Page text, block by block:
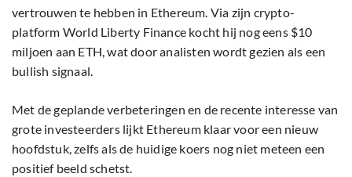
vertrouwen te hebben in Ethereum. Via zijn crypto-
platform World Liberty Finance kocht hij nog eens $10
miljoen aan ETH, wat door analisten wordt gezien als een
bullish signaal.
Met de geplande verbeteringen en de recente interesse van
grote investeerders lijkt Ethereum klaar voor een nieuw
hoofdstuk, zelfs als de huidige koers nog niet meteen een
positief beeld schetst.